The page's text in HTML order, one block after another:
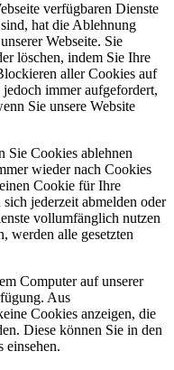
verfügbaren Dienste
hat die Ablehnung
Webseite. Sie
löschen, indem Sie Ihre
aller Cookies auf
immer aufgefordert,
Sie unsere Website
Sie Cookies ablehnen
wieder nach Cookies
Cookie für Ihre
jederzeit abmelden oder
vollumfänglich nutzen
werden alle gesetzten
Computer auf unserer
Aus
Cookies anzeigen, die
Diese können Sie in den
einsehen.